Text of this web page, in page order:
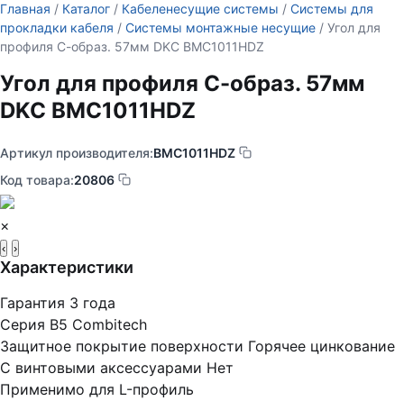
Главная / Каталог / Кабеленесущие системы / Системы для
прокладки кабеля / Системы монтажные несущие / Угол для
профиля С-образ. 57мм DKC BMC1011HDZ
Угол для профиля С-образ. 57мм
DKC BMC1011HDZ
Артикул производителя:BMC1011HDZ
Код товара:20806
×
‹ ›
Характеристики
Гарантия 3 года
Серия B5 Combitech
Защитное покрытие поверхности Горячее цинкование
С винтовыми аксессуарами Нет
Применимо для L-профиль